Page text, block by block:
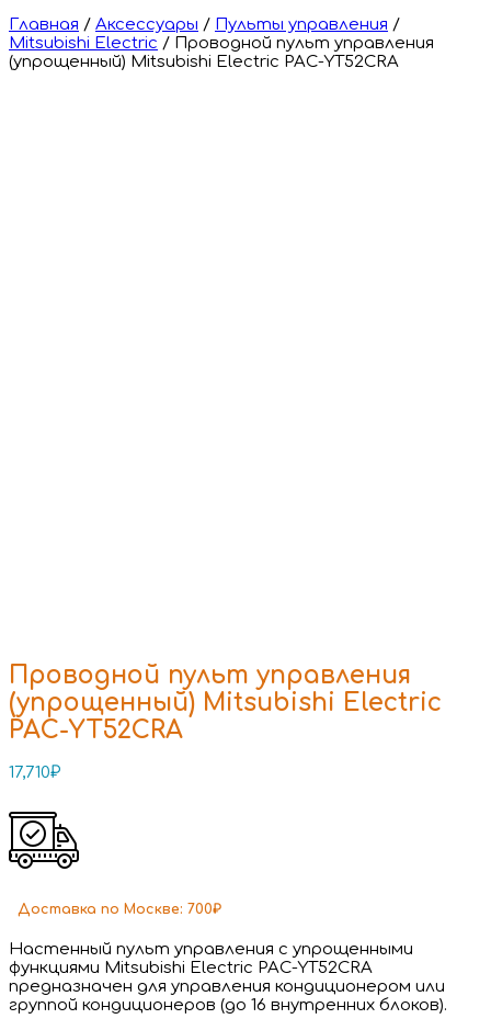
Главная / Аксессуары / Пульты управления /
Mitsubishi Electric / Проводной пульт управления
(упрощенный) Mitsubishi Electric PAC-YT52CRA
Проводной пульт управления
(упрощенный) Mitsubishi Electric
PAC-YT52CRA
17,710₽
Доставка по Москве: 700₽
Настенный пульт управления с упрощенными
функциями Mitsubishi Electric PAC-YT52CRA
предназначен для управления кондиционером или
группой кондиционеров (до 16 внутренних блоков).